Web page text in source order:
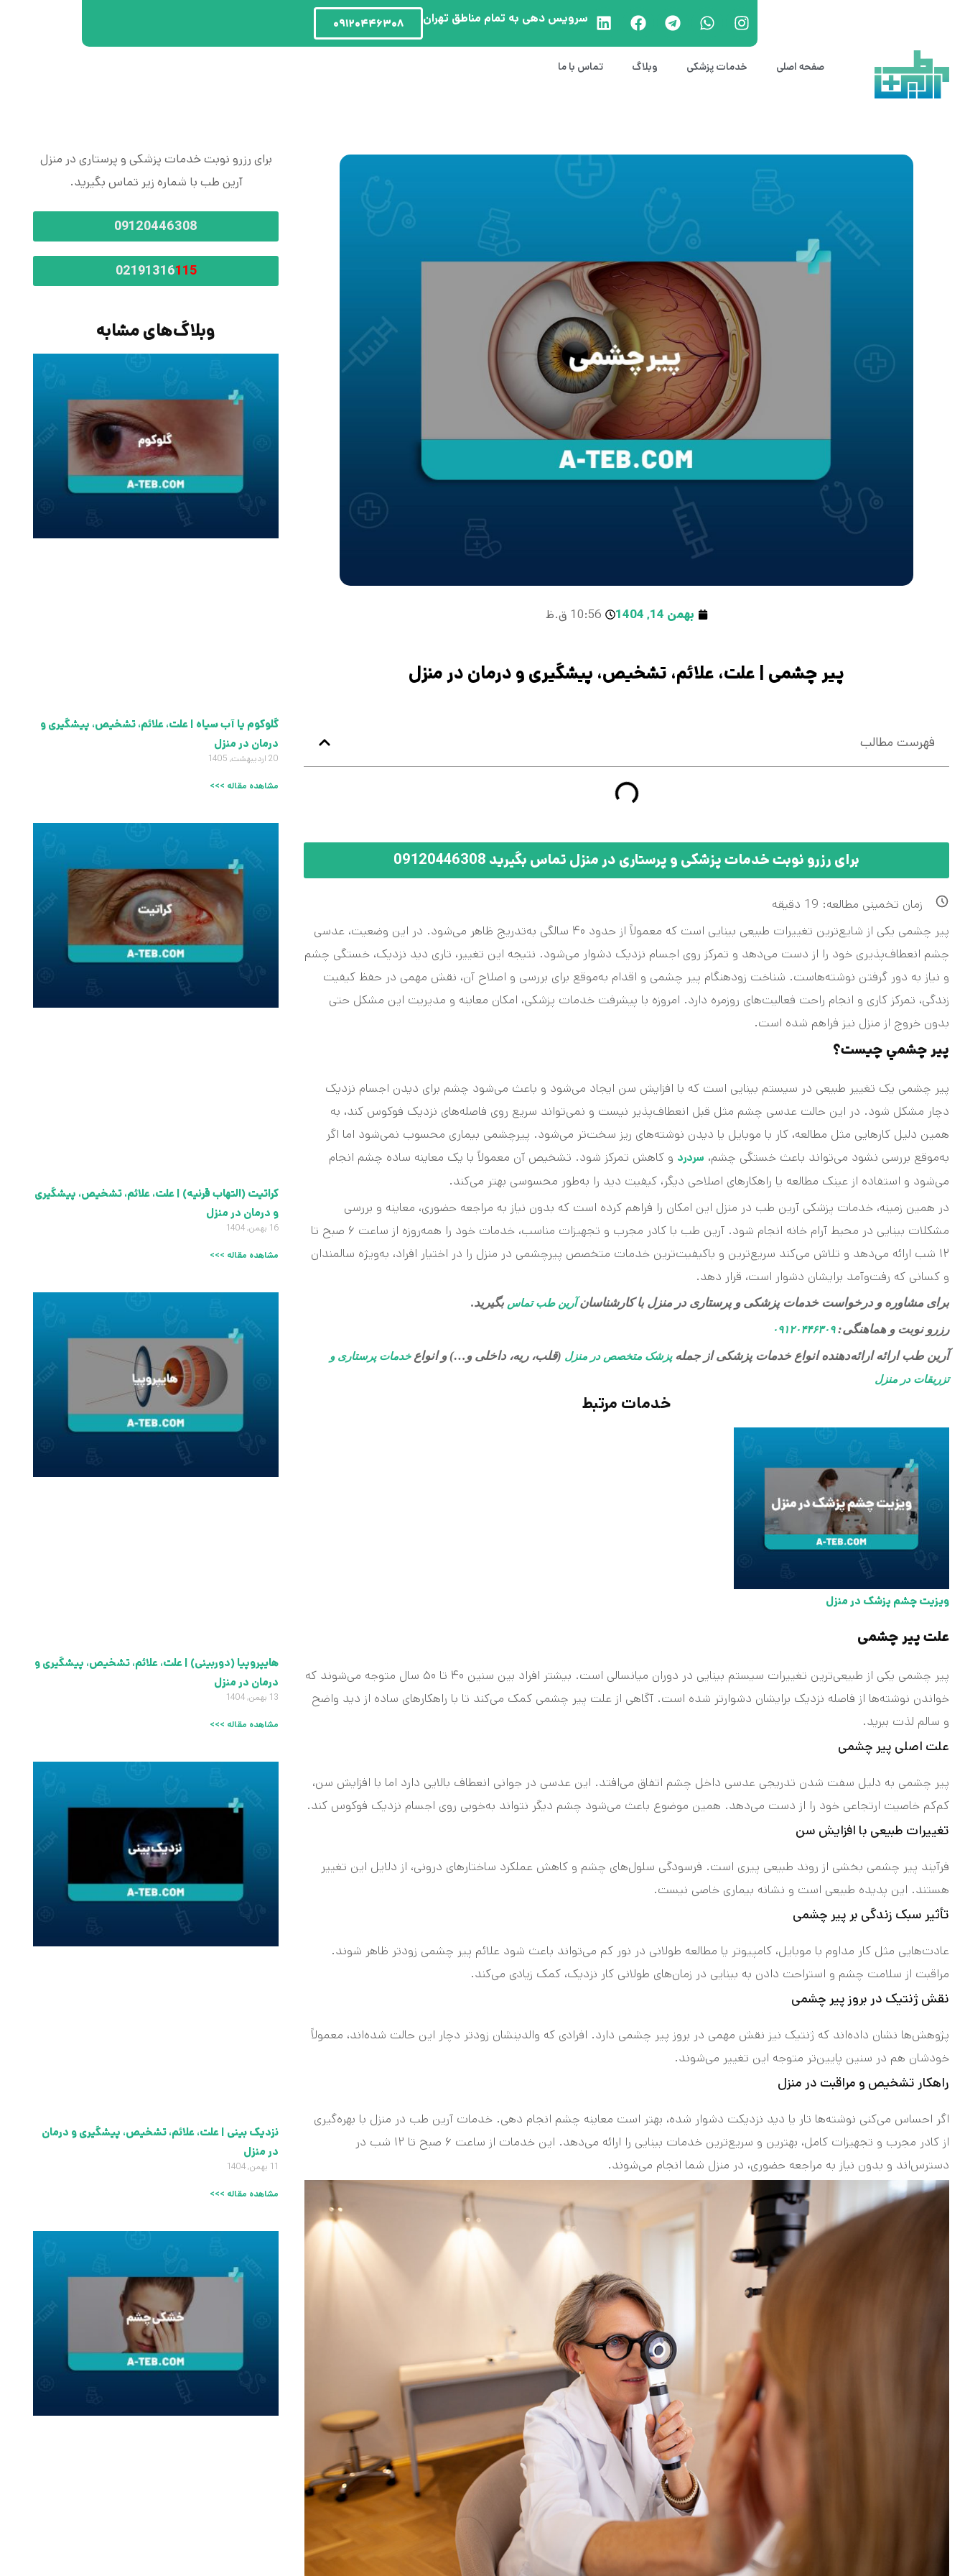
سرویس دهی به تمام مناطق تهران ۰۹۱۲۰۴۴۶۳۰۸
صفحه اصلی خدمات پزشکی وبلاگ تماس با ما
بهمن 14, 1404 10:56 ق.ظ
پیر چشمی | علت، علائم، تشخیص، پیشگیری و درمان در منزل
فهرست مطالب
برای رزرو نوبت خدمات پزشکی و پرستاری در منزل تماس بگیرید 09120446308
زمان تخمینی مطالعه: 19 دقیقه
پیر چشمی یکی از شایع‌ترین تغییرات طبیعی بینایی است که معمولاً از حدود ۴۰ سالگی به‌تدریج ظاهر می‌شود. در این وضعیت، عدسی
چشم انعطاف‌پذیری خود را از دست می‌دهد و تمرکز روی اجسام نزدیک دشوار می‌شود. نتیجه این تغییر، تاری دید نزدیک، خستگی چشم
و نیاز به دور گرفتن نوشته‌هاست. شناخت زودهنگام پیر چشمی و اقدام به‌موقع برای بررسی و اصلاح آن، نقش مهمی در حفظ کیفیت
زندگی، تمرکز کاری و انجام راحت فعالیت‌های روزمره دارد. امروزه با پیشرفت خدمات پزشکی، امکان معاینه و مدیریت این مشکل حتی
بدون خروج از منزل نیز فراهم شده است.
پير چشمي چيست؟
پیر چشمی یک تغییر طبیعی در سیستم بینایی است که با افزایش سن ایجاد می‌شود و باعث می‌شود چشم برای دیدن اجسام نزدیک
دچار مشکل شود. در این حالت عدسی چشم مثل قبل انعطاف‌پذیر نیست و نمی‌تواند سریع روی فاصله‌های نزدیک فوکوس کند، به
همین دلیل کارهایی مثل مطالعه، کار با موبایل یا دیدن نوشته‌های ریز سخت‌تر می‌شود. پیرچشمی بیماری محسوب نمی‌شود اما اگر
به‌موقع بررسی نشود می‌تواند باعث خستگی چشم، سردرد و کاهش تمرکز شود. تشخیص آن معمولاً با یک معاینه ساده چشم انجام
می‌شود و استفاده از عینک مطالعه یا راهکارهای اصلاحی دیگر، کیفیت دید را به‌طور محسوسی بهتر می‌کند.
در همین زمینه، خدمات پزشکی آرین طب در منزل این امکان را فراهم کرده است که بدون نیاز به مراجعه حضوری، معاینه و بررسی
مشکلات بینایی در محیط آرام خانه انجام شود. آرین طب با کادر مجرب و تجهیزات مناسب، خدمات خود را همه‌روزه از ساعت ۶ صبح تا
۱۲ شب ارائه می‌دهد و تلاش می‌کند سریع‌ترین و باکیفیت‌ترین خدمات متخصص پیرچشمی در منزل را در اختیار افراد، به‌ویژه سالمندان
و کسانی که رفت‌وآمد برایشان دشوار است، قرار دهد.
برای مشاوره و درخواست خدمات پزشکی و پرستاری در منزل با کارشناسانآرین طب تماس بگیرید.
رزرو نوبت و هماهنگی:۰۹۱۲۰۴۴۶۳۰۹
آرین طب ارائه ارائه‌دهنده انواع خدمات پزشکی از جملهپزشک متخصص در منزل (قلب، ریه، داخلی و…) و انواعخدمات پرستاری و
تزریقات در منزل
خدمات مرتبط
ویزیت چشم پزشک در منزل
علت پیر چشمی
پیر چشمی یکی از طبیعی‌ترین تغییرات سیستم بینایی در دوران میانسالی است. بیشتر افراد بین سنین ۴۰ تا ۵۰ سال متوجه می‌شوند که
خواندن نوشته‌ها از فاصله نزدیک برایشان دشوارتر شده است. آگاهی از علت پیر چشمی کمک می‌کند تا با راهکارهای ساده از دید واضح
و سالم لذت ببرید.
علت اصلی پیر چشمی
پیر چشمی به دلیل سفت شدن تدریجی عدسی داخل چشم اتفاق می‌افتد. این عدسی در جوانی انعطاف بالایی دارد اما با افزایش سن،
کم‌کم خاصیت ارتجاعی خود را از دست می‌دهد. همین موضوع باعث می‌شود چشم دیگر نتواند به‌خوبی روی اجسام نزدیک فوکوس کند.
تغییرات طبیعی با افزایش سن
فرآیند پیر چشمی بخشی از روند طبیعی پیری است. فرسودگی سلول‌های چشم و کاهش عملکرد ساختارهای درونی، از دلایل این تغییر
هستند. این پدیده طبیعی است و نشانه‌ بیماری خاصی نیست.
تأثیر سبک زندگی بر پیر چشمی
عادت‌هایی مثل کار مداوم با موبایل، کامپیوتر یا مطالعه طولانی در نور کم می‌تواند باعث شود علائم پیر چشمی زودتر ظاهر شوند.
مراقبت از سلامت چشم و استراحت دادن به بینایی در زمان‌های طولانی کار نزدیک، کمک زیادی می‌کند.
نقش ژنتیک در بروز پیر چشمی
پژوهش‌ها نشان داده‌اند که ژنتیک نیز نقش مهمی در بروز پیر چشمی دارد. افرادی که والدینشان زودتر دچار این حالت شده‌اند، معمولاً
خودشان هم در سنین پایین‌تر متوجه این تغییر می‌شوند.
راهکار تشخیص و مراقبت در منزل
اگر احساس می‌کنی نوشته‌ها تار یا دید نزدیکت دشوار شده، بهتر است معاینه چشم انجام دهی. خدمات آرین طب در منزل با بهره‌گیری
از کادر مجرب و تجهیزات کامل، بهترین و سریع‌ترین خدمات بینایی را ارائه می‌دهد. این خدمات از ساعت ۶ صبح تا ۱۲ شب در
دسترس‌اند و بدون نیاز به مراجعه حضوری، در منزل شما انجام می‌شوند.
برای رزرو نوبت خدمات پزشکی و پرستاری در منزل
آرین طب با شماره زیر تماس بگیرید.
09120446308
02191316115
وبلاگ‌های مشابه
گلوکوم یا آب سیاه | علت، علائم، تشخیص، پیشگیری و
درمان در منزل
20 اردیبهشت, 1405
مشاهده مقاله >>>
کراتیت (التهاب قرنیه) | علت، علائم، تشخیص، پیشگیری
و درمان در منزل
16 بهمن, 1404
مشاهده مقاله >>>
هایپروپیا (دوربینی) | علت، علائم، تشخیص، پیشگیری و
درمان در منزل
13 بهمن, 1404
مشاهده مقاله >>>
نزدیک بینی | علت، علائم، تشخیص، پیشگیری و درمان
در منزل
11 بهمن, 1404
مشاهده مقاله >>>